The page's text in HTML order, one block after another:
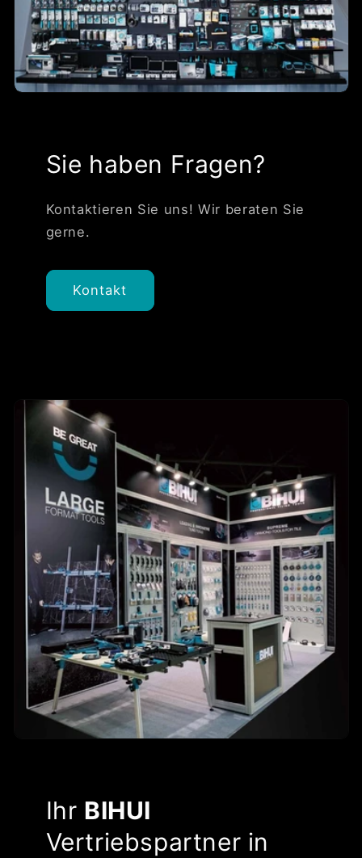
Sie haben Fragen?
Kontaktieren Sie uns! Wir beraten Sie
gerne.
Kontakt
Ihr BIHUI
Vertriebspartner in